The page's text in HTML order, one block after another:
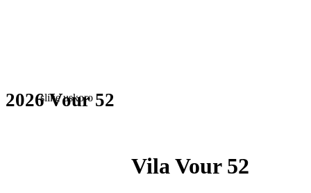
2026 Vour 52
slike uskoro
Vila Vour 52